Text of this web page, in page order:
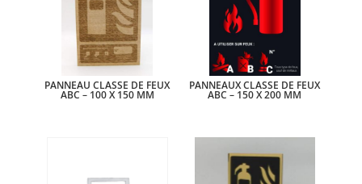
PANNEAU CLASSE DE FEUX
ABC – 100 X 150 MM
PANNEAUX CLASSE DE FEUX
ABC – 150 X 200 MM